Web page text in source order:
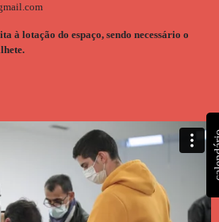
à lotação do espaço, sendo necessário o